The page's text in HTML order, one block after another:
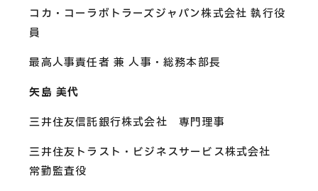
コカ・コーラボトラーズジャパン株式会社 執行役
員
最高人事責任者 兼 人事・総務本部長
矢島 美代
三井住友信託銀行株式会社 専門理事
三井住友トラスト・ビジネスサービス株式会社
常勤監査役